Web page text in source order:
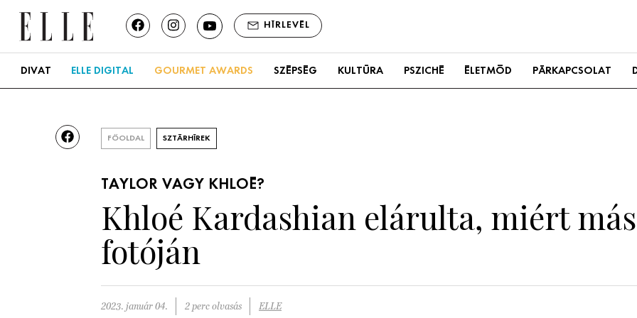
HÍRLEVÉL
DIVAT ELLE DIGITAL GOURMET AWARDS SZÉPSÉG KULTÚRA PSZICHÉ ÉLETMÓD PÁRKAPCSOLAT
FŐOLDAL SZTÁRHÍREK
TAYLOR VAGY KHLOÉ?
Khloé Kardashian elárulta, miért
fotóján
2023. január 04. 2 perc olvasás ELLE